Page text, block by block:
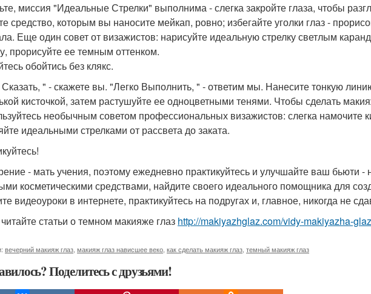
миссия "Идеальные Стрелки" выполнима - слегка закройте глаза, чтобы
средство, которым вы наносите мейкап, ровно; избегайте уголки глаз -
Еще один совет от визажистов: нарисуйте идеальную стрелку светлым
прорисуйте ее темным оттенком.
обойтись без клякс.
Сказать, " - скажете вы. "Легко Выполнить, " - ответим мы. Нанесите тонкую
кисточкой, затем растушуйте ее одноцветными тенями. Чтобы сделать
необычным советом профессиональных визажистов: слегка намочите
идеальными стрелками от рассвета до заката.
- мать учения, поэтому ежедневно практикуйтесь и улучшайте ваш бьюти
косметическими средствами, найдите своего идеального помощника для
видеоуроки в интернете, практикуйтесь на подругах и, главное, никогда не
статьи о темном макияже глаз http://makiyazhglaz.com/vidy-makiyazha-
вечерний макияж глаз макияж глаз нависшее веко как сделать макияж глаз темный макияж глаз
Поделитесь с друзьями!